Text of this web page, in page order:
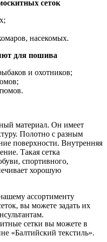
сеток
насекомых.
для пошива
и охотников;
материал. Он имеет
Полотно с разным
поверхности. Внутренняя
Такая сетка
спортивного,
хорошую
ассортименту
вы можете задать их
сетки вы можете в
«Балтийский текстиль».